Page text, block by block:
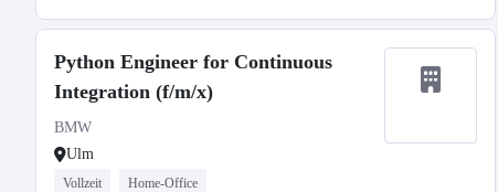
Python Engineer for Continuous
Integration (f/m/x)
BMW
Ulm
Vollzeit Home-Office